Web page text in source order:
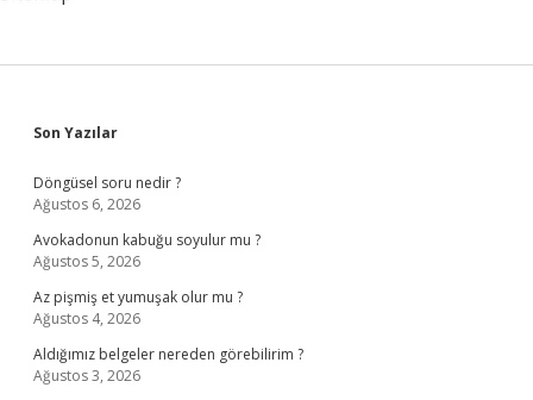
Sidebar
Son Yazılar
Döngüsel soru nedir ?
Ağustos 6, 2026
Avokadonun kabuğu soyulur mu ?
Ağustos 5, 2026
Az pişmiş et yumuşak olur mu ?
Ağustos 4, 2026
Aldığımız belgeler nereden görebilirim ?
Ağustos 3, 2026